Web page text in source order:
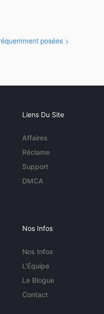
posées >
Liens Du Site
Affaires
Réclame
Support
DMCA
Nos Infos
Nos Infos
L'Équipe
Le Blogue
Contact